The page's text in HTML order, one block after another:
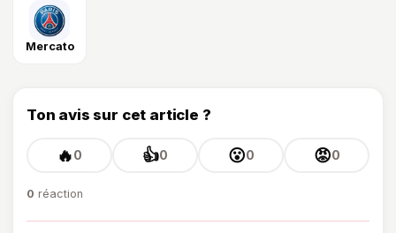
Mercato
Ton avis sur cet article ?
🔥0 👍0 😮0 😡0
0 réaction